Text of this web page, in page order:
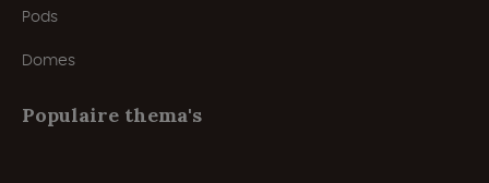
Pods
Domes
Populaire thema's